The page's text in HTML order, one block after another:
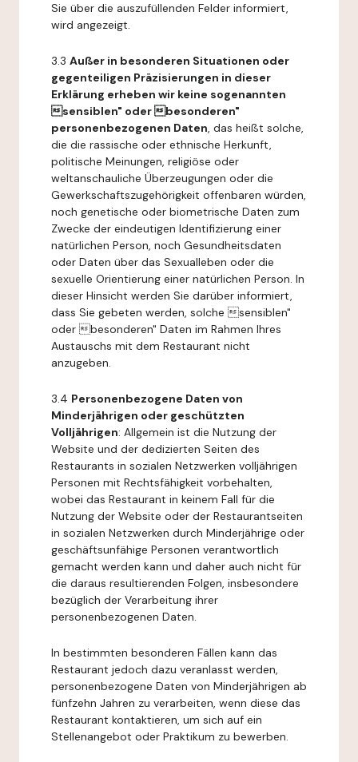
Sie über die auszufüllenden Felder informiert,
wird angezeigt.
3.3 Außer in besonderen Situationen oder
gegenteiligen Präzisierungen in dieser
Erklärung erheben wir keine sogenannten
sensiblen" oder besonderen"
personenbezogenen Daten, das heißt solche,
die die rassische oder ethnische Herkunft,
politische Meinungen, religiöse oder
weltanschauliche Überzeugungen oder die
Gewerkschaftszugehörigkeit offenbaren würden,
noch genetische oder biometrische Daten zum
Zwecke der eindeutigen Identifizierung einer
natürlichen Person, noch Gesundheitsdaten
oder Daten über das Sexualleben oder die
sexuelle Orientierung einer natürlichen Person. In
dieser Hinsicht werden Sie darüber informiert,
dass Sie gebeten werden, solche sensiblen"
oder besonderen" Daten im Rahmen Ihres
Austauschs mit dem Restaurant nicht
anzugeben.
3.4 Personenbezogene Daten von
Minderjährigen oder geschützten
Volljährigen: Allgemein ist die Nutzung der
Website und der dedizierten Seiten des
Restaurants in sozialen Netzwerken volljährigen
Personen mit Rechtsfähigkeit vorbehalten,
wobei das Restaurant in keinem Fall für die
Nutzung der Website oder der Restaurantseiten
in sozialen Netzwerken durch Minderjährige oder
geschäftsunfähige Personen verantwortlich
gemacht werden kann und daher auch nicht für
die daraus resultierenden Folgen, insbesondere
bezüglich der Verarbeitung ihrer
personenbezogenen Daten.
In bestimmten besonderen Fällen kann das
Restaurant jedoch dazu veranlasst werden,
personenbezogene Daten von Minderjährigen ab
fünfzehn Jahren zu verarbeiten, wenn diese das
Restaurant kontaktieren, um sich auf ein
Stellenangebot oder Praktikum zu bewerben.